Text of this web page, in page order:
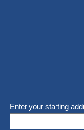
Enter your starting